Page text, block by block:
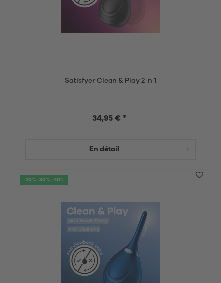
Satisfyer Clean & Play 2 in 1
34,95 € *
En détail
-20% -30% -40%